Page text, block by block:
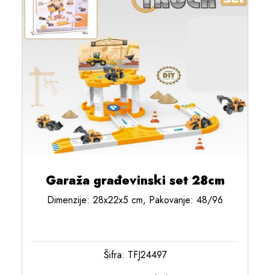
Garaža građevinski set 28cm
Dimenzije: 28x22x5 cm, Pakovanje: 48/96
Šifra: TFJ24497